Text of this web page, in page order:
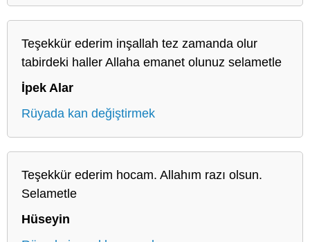
Teşekkür ederim inşallah tez zamanda olur
tabirdeki haller Allaha emanet olunuz selametle
İpek Alar
Rüyada kan değiştirmek
Teşekkür ederim hocam. Allahım razı olsun.
Selametle
Hüseyin